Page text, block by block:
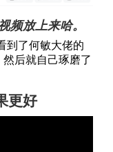
频放上来哈。
到了何敏大佬的
然后就自己琢磨了
更好